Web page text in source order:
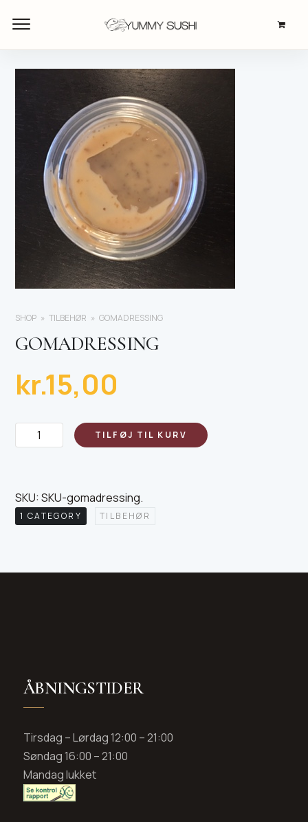
SHOP TILBEHØR GOMADRESSING
GOMADRESSING
kr.15,00
Gomadressing
antal
TILFØJ TIL KURV
SKU:SKU-gomadressing.
1 CATEGORY TILBEHØR
ÅBNINGSTIDER
Tirsdag – Lørdag 12:00 – 21:00
Søndag 16:00 – 21:00
Mandag lukket